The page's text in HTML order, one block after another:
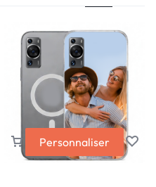
Personnaliser